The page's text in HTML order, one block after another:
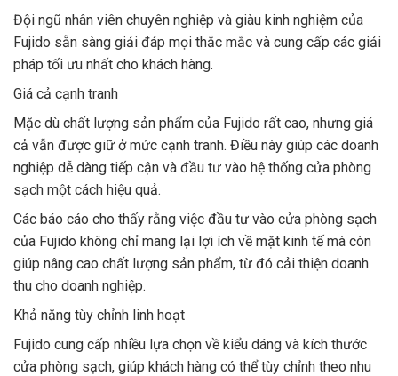
Đội ngũ nhân viên chuyên nghiệp và giàu kinh nghiệm của
Fujido sẵn sàng giải đáp mọi thắc mắc và cung cấp các giải
pháp tối ưu nhất cho khách hàng.
Giá cả cạnh tranh
Mặc dù chất lượng sản phẩm của Fujido rất cao, nhưng giá
cả vẫn được giữ ở mức cạnh tranh. Điều này giúp các doanh
nghiệp dễ dàng tiếp cận và đầu tư vào hệ thống cửa phòng
sạch một cách hiệu quả.
Các báo cáo cho thấy rằng việc đầu tư vào cửa phòng sạch
của Fujido không chỉ mang lại lợi ích về mặt kinh tế mà còn
giúp nâng cao chất lượng sản phẩm, từ đó cải thiện doanh
thu cho doanh nghiệp.
Khả năng tùy chỉnh linh hoạt
Fujido cung cấp nhiều lựa chọn về kiểu dáng và kích thước
cửa phòng sạch, giúp khách hàng có thể tùy chỉnh theo nhu